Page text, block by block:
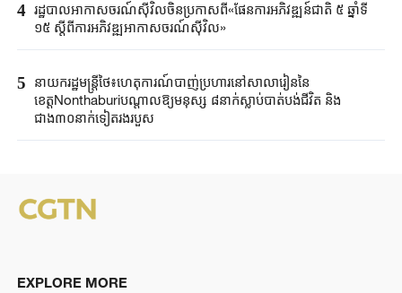
4 រដ្ឋបាលអាកាសចរណ៍ស៊ីវិលចិនប្រកាសពី«ផែនការអភិវឌ្ឍន៍ជាតិ ៥ ឆ្នាំទី
១៥ ស្តីពីការអភិវឌ្ឍអាកាសចរណ៍ស៊ីវិល»
5
នាយករដ្ឋមន្ត្រីថៃ៖ហេតុការណ៍បាញ់ប្រហារនៅសាលារៀននៃ
ខេត្តNonthaburiបណ្តាលឱ្យមនុស្ស ៨នាក់ស្លាប់បាត់បង់ជីវិត និង
ជាង៣០នាក់ទៀតរងរបួស
EXPLORE MORE